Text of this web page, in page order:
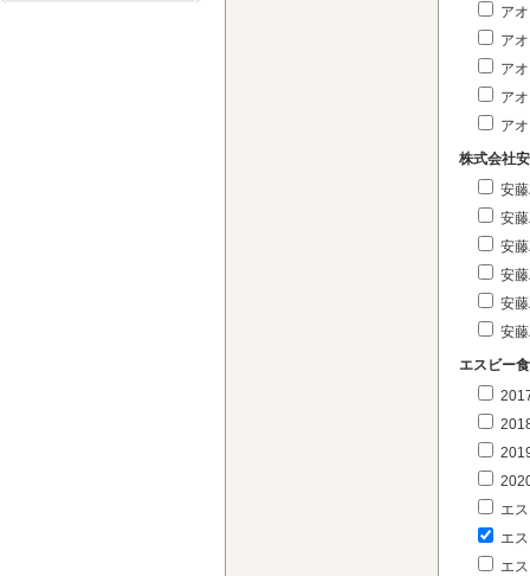
ア
ア
ア
ア
ア
株式会社
安
安
安
安
安
安
エスビー
エ
エ
エ